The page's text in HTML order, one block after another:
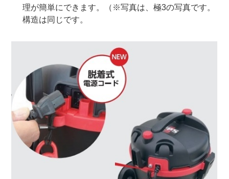
理が簡単にできます。（※写真は、極3の写真です。
構造は同じです。